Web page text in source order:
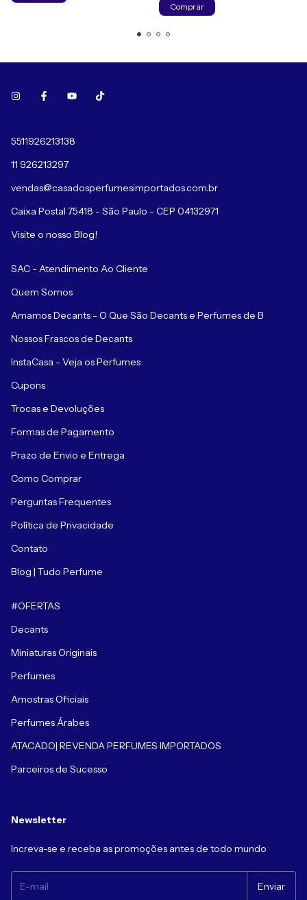
Comprar
5511926213138
11 926213297
vendas@casadosperfumesimportados.com.br
Caixa Postal 75418 - São Paulo - CEP 04132971
Visite o nosso Blog!
SAC - Atendimento Ao Cliente
Quem Somos
Amamos Decants - O Que São Decants e Perfumes de B
Nossos Frascos de Decants
InstaCasa - Veja os Perfumes
Cupons
Trocas e Devoluções
Formas de Pagamento
Prazo de Envio e Entrega
Como Comprar
Perguntas Frequentes
Política de Privacidade
Contato
Blog | Tudo Perfume
#OFERTAS
Decants
Miniaturas Originais
Perfumes
Amostras Oficiais
Perfumes Árabes
ATACADO| REVENDA PERFUMES IMPORTADOS
Parceiros de Sucesso
Newsletter
Increva-se e receba as promoções antes de todo mundo